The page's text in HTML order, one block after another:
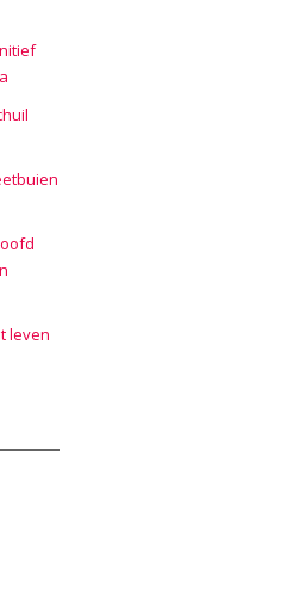
leven